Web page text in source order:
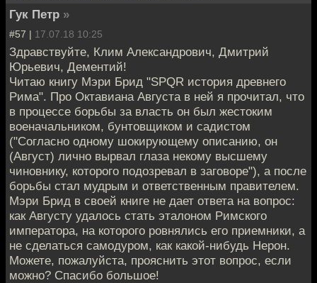
Гук Петр »
#57 | 17.07.18 10:25
Здравствуйте, Клим Александрович, Дмитрий
Юрьевич, Дементий!
Читаю книгу Мэри Брид "SPQR история древнего
Рима". Про Октавиана Августа в ней я прочитал, что
в процессе борьбы за власть он был жестоким
военачальником, бунтовщиком и садистом
("Согласно одному шокирующему описанию, он
(Август) лично вырвал глаза некому высшему
чиновнику, которого подозревал в заговоре"), а после
борьбы стал мудрым и ответственным правителем.
Мэри Брид в своей книге не дает ответа на вопрос:
как Августу удалось стать эталоном Римского
императора, на которого ровнялись его приемники, а
не сделаться самодуром, как какой-нибудь Нерон.
Можете, пожалуйста, прояснить этот вопрос, если
можно? Спасибо большое!